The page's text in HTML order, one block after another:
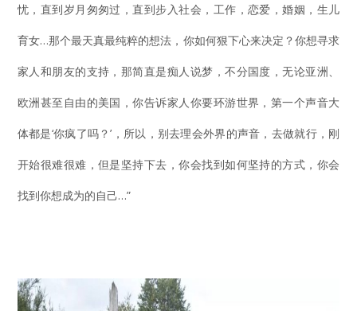
忧，直到岁月匆匆过，直到步入社会，工作，恋爱，婚姻，生儿
育女…那个最天真最纯粹的想法，你如何狠下心来决定？你想寻求
家人和朋友的支持，那简直是痴人说梦，不分国度，无论亚洲、
欧洲甚至自由的美国，你告诉家人你要环游世界，第一个声音大
体都是‘你疯了吗？’，所以，别去理会外界的声音，去做就行，刚
开始很难很难，但是坚持下去，你会找到如何坚持的方式，你会
找到你想成为的自己…”